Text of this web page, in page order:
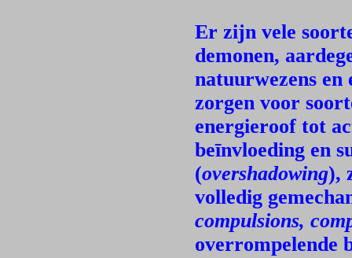
Er zijn vele
demonen,
natuurwezens en
zorgen voor
energieroof tot
beīnvloeding en
(overshadowing),
volledig
compulsions,
overrompelende